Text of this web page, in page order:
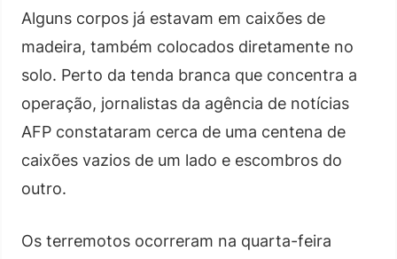
Alguns corpos já estavam em caixões de
madeira, também colocados diretamente no
solo. Perto da tenda branca que concentra a
operação, jornalistas da agência de notícias
AFP constataram cerca de uma centena de
caixões vazios de um lado e escombros do
outro.
Os terremotos ocorreram na quarta-feira